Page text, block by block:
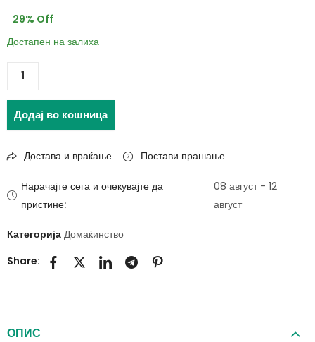
29% Off
Достапен на залиха
Додај во кошница
Достава и враќање Постави прашање
Нарачајте сега и очекувајте да
пристине:
08 август - 12
август
Категорија Домаќинство
Share:
ОПИС